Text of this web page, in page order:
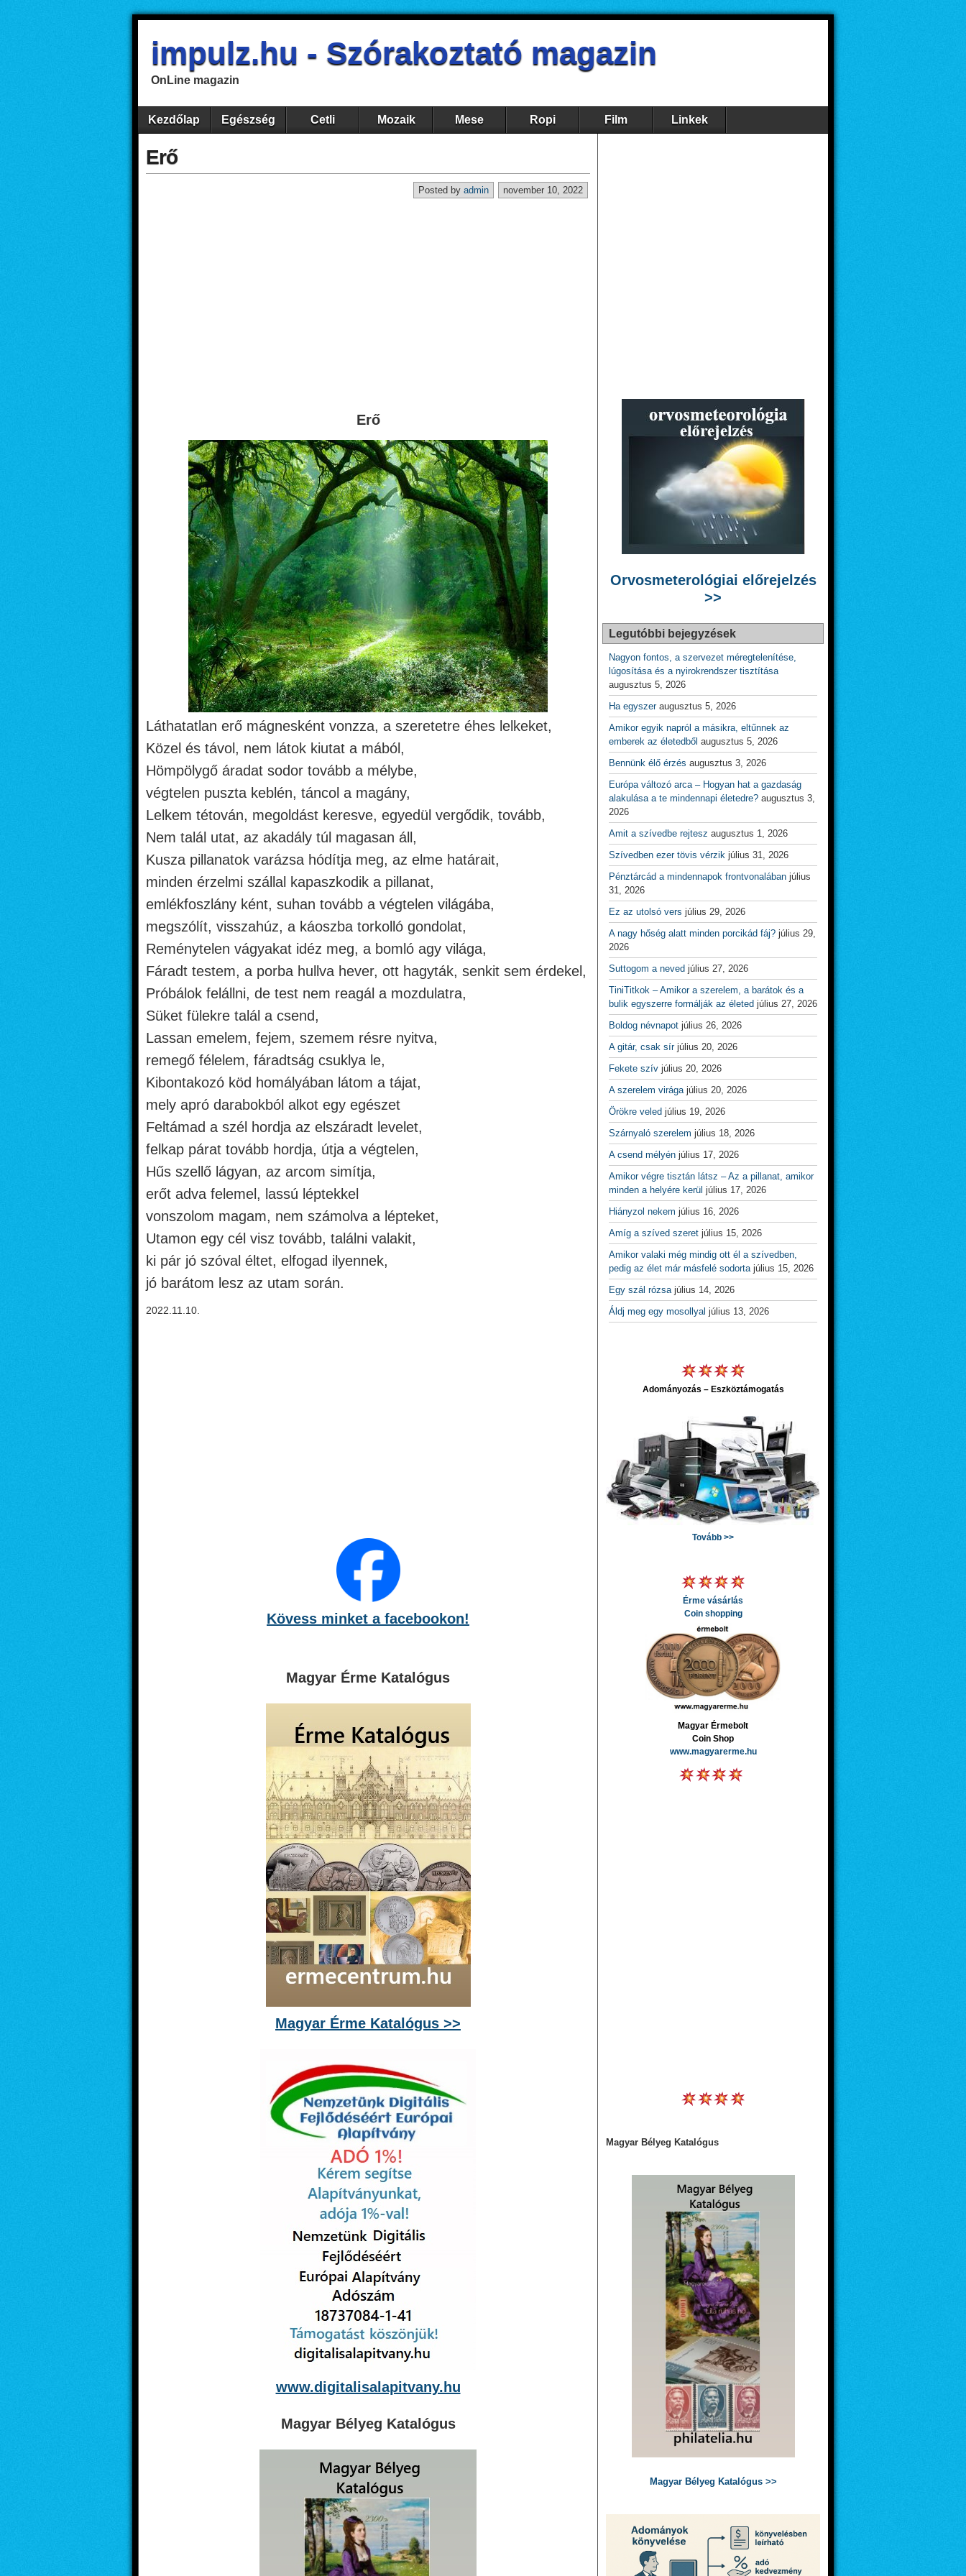
impulz.hu - Szórakoztató magazin
OnLine magazin
Kezdőlap Egészség Cetli Mozaik Mese Ropi Film Linkek
Erő
november 10, 2022
Posted by admin
Erő
Láthatatlan erő mágnesként vonzza, a szeretetre éhes lelkeket,
Közel és távol, nem látok kiutat a mából,
Hömpölygő áradat sodor tovább a mélybe,
végtelen puszta keblén, táncol a magány,
Lelkem tétován, megoldást keresve, egyedül vergődik, tovább,
Nem talál utat, az akadály túl magasan áll,
Kusza pillanatok varázsa hódítja meg, az elme határait,
minden érzelmi szállal kapaszkodik a pillanat,
emlékfoszlány ként, suhan tovább a végtelen világába,
megszólít, visszahúz, a káoszba torkolló gondolat,
Reménytelen vágyakat idéz meg, a bomló agy világa,
Fáradt testem, a porba hullva hever, ott hagyták, senkit sem érdekel,
Próbálok felállni, de test nem reagál a mozdulatra,
Süket fülekre talál a csend,
Lassan emelem, fejem, szemem résre nyitva,
remegő félelem, fáradtság csuklya le,
Kibontakozó köd homályában látom a tájat,
mely apró darabokból alkot egy egészet
Feltámad a szél hordja az elszáradt levelet,
felkap párat tovább hordja, útja a végtelen,
Hűs szellő lágyan, az arcom simítja,
erőt adva felemel, lassú léptekkel
vonszolom magam, nem számolva a lépteket,
Utamon egy cél visz tovább, találni valakit,
ki pár jó szóval éltet, elfogad ilyennek,
jó barátom lesz az utam során.
2022.11.10.
Kövess minket a facebookon!
Magyar Érme Katalógus
Magyar Érme Katalógus >>
www.digitalisalapitvany.hu
Magyar Bélyeg Katalógus
Orvosmeterológiai előrejelzés
>>
Legutóbbi bejegyzések
Nagyon fontos, a szervezet méregtelenítése,
lúgosítása és a nyirokrendszer tisztítása
augusztus 5, 2026
Ha egyszer augusztus 5, 2026
Amikor egyik napról a másikra, eltűnnek az
emberek az életedből augusztus 5, 2026
Bennünk élő érzés augusztus 3, 2026
Európa változó arca – Hogyan hat a gazdaság
alakulása a te mindennapi életedre? augusztus 3,
2026
Amit a szívedbe rejtesz augusztus 1, 2026
Szívedben ezer tövis vérzik július 31, 2026
Pénztárcád a mindennapok frontvonalában július
31, 2026
Ez az utolsó vers július 29, 2026
A nagy hőség alatt minden porcikád fáj? július 29,
2026
Suttogom a neved július 27, 2026
TiniTitkok – Amikor a szerelem, a barátok és a
bulik egyszerre formálják az életed július 27, 2026
Boldog névnapot július 26, 2026
A gitár, csak sír július 20, 2026
Fekete szív július 20, 2026
A szerelem virága július 20, 2026
Örökre veled július 19, 2026
Szárnyaló szerelem július 18, 2026
A csend mélyén július 17, 2026
Amikor végre tisztán látsz – Az a pillanat, amikor
minden a helyére kerül július 17, 2026
Hiányzol nekem július 16, 2026
Amíg a szíved szeret július 15, 2026
Amikor valaki még mindig ott él a szívedben,
pedig az élet már másfelé sodorta július 15, 2026
Egy szál rózsa július 14, 2026
Áldj meg egy mosollyal július 13, 2026
Adományozás – Eszköztámogatás
Tovább >>
Érme vásárlás
Coin shopping
Magyar Érmebolt
Coin Shop
www.magyarerme.hu
Magyar Bélyeg Katalógus
Magyar Bélyeg Katalógus >>